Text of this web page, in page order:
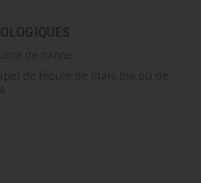
de canne
de fécule de maïs bio ou de